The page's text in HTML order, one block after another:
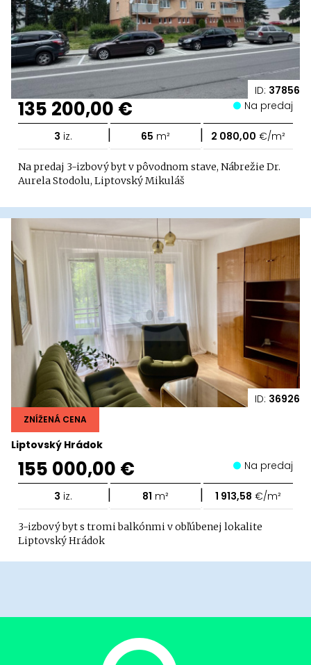
ID: 37856
135 200,00 € Na predaj
3 iz. | 65 m² | 2 080,00 €/m²
Na predaj 3-izbový byt v pôvodnom stave, Nábrežie Dr.
Aurela Stodolu, Liptovský Mikuláš
ID: 36926
Liptovský Hrádok
ZNÍŽENÁ CENA
155 000,00 € Na predaj
3 iz. | 81 m² | 1 913,58 €/m²
3-izbový byt s tromi balkónmi v obľúbenej lokalite
Liptovský Hrádok